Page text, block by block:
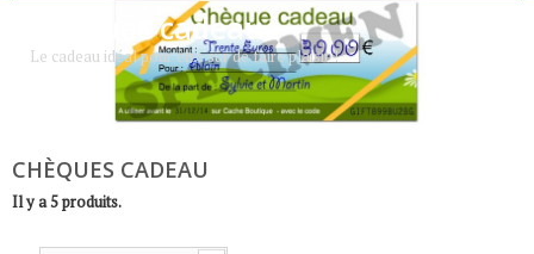
Chèques cadeau
Le cadeau idéal pour être sûr de faire plaisir !
CHÈQUES CADEAU
Il y a 5 produits.